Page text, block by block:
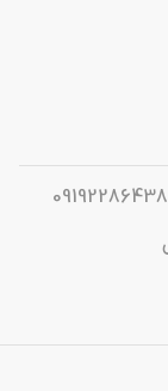
09192286438